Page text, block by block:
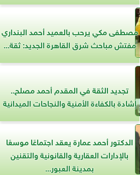
مصطفى مكي يرحب بالعميد أحمد البنداري
مفتش مباحث شرق القاهرة الجديد: ثقة...
تجديد الثقة في المقدم أحمد مصلح..
إشادة بالكفاءة الأمنية والنجاحات الميدانية
الدكتور أحمد عمارة يعقد اجتماعًا موسعًا
بالإدارات العقارية والقانونية والتقنين
بمدينة العبور...